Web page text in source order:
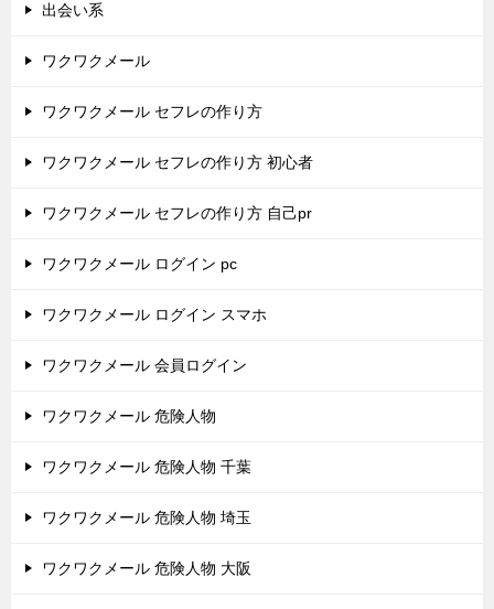
出会い系
ワクワクメール
ワクワクメール セフレの作り方
ワクワクメール セフレの作り方 初心者
ワクワクメール セフレの作り方 自己pr
ワクワクメール ログイン pc
ワクワクメール ログイン スマホ
ワクワクメール 会員ログイン
ワクワクメール 危険人物
ワクワクメール 危険人物 千葉
ワクワクメール 危険人物 埼玉
ワクワクメール 危険人物 大阪